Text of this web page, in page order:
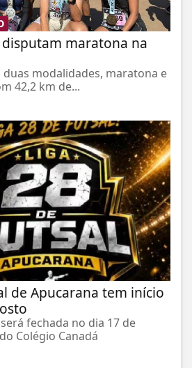
maratona na
modalidades, maratona e
42,2 km de...
de Apucarana tem início
fechada no dia 17 de
Colégio Canadá